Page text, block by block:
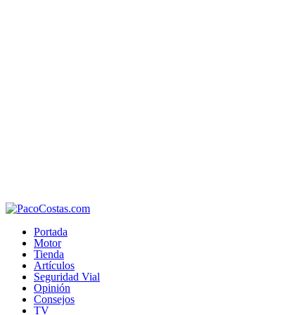
Portada
Motor
Tienda
Artículos
Seguridad Vial
Opinión
Consejos
TV